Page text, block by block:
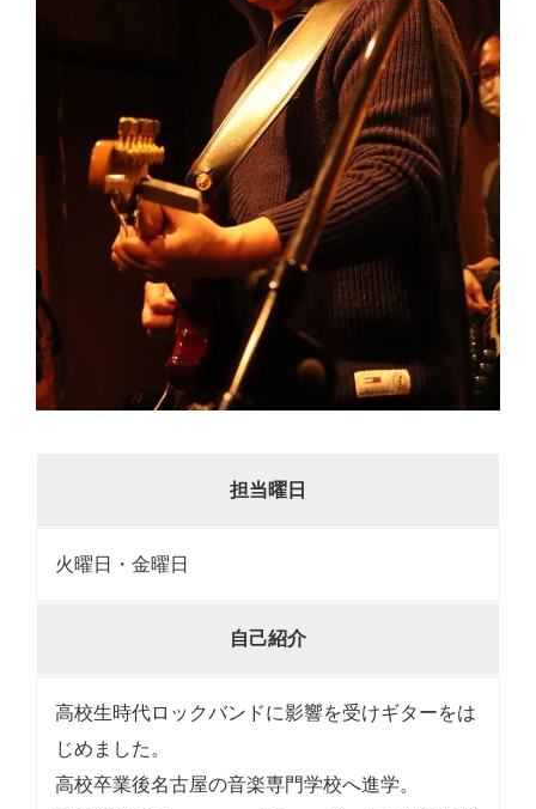
担当曜日
火曜日・金曜日
自己紹介
高校生時代ロックバンドに影響を受けギターをは
じめました。
高校卒業後名古屋の音楽専門学校へ進学。